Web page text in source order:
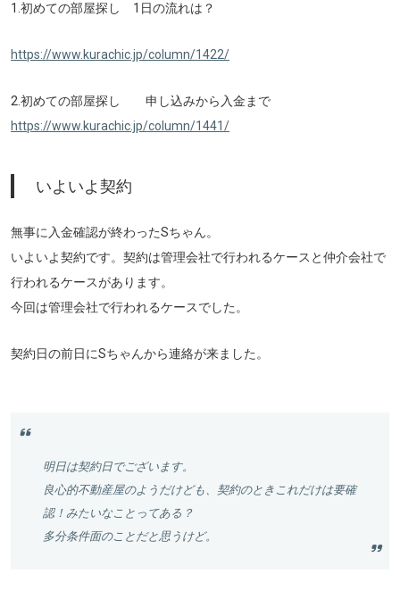
1.初めての部屋探し 1日の流れは？
https://www.kurachic.jp/column/1422/
2.初めての部屋探し 申し込みから入金まで
https://www.kurachic.jp/column/1441/
いよいよ契約
無事に入金確認が終わったSちゃん。
いよいよ契約です。契約は管理会社で行われるケースと仲介会社で
行われるケースがあります。
今回は管理会社で行われるケースでした。
契約日の前日にSちゃんから連絡が来ました。
明日は契約日でございます。
良心的不動産屋のようだけども、契約のときこれだけは要確
認！みたいなことってある？
多分条件面のことだと思うけど。